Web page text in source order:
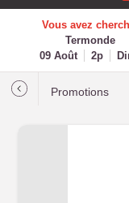
Vous avez
Termonde
09 Août
2p
Promotions